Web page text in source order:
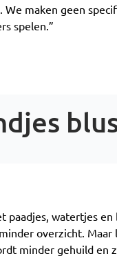
maken geen
spelen.”
watertjes en
overzicht.
minder gehuild en